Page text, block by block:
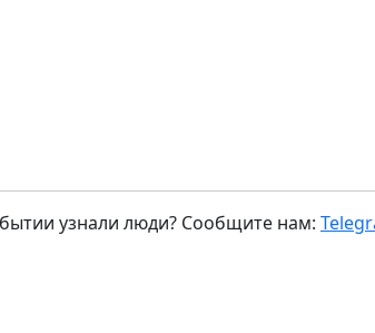
узнали люди? Сообщите нам: